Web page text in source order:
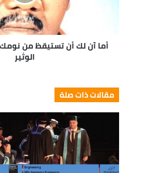
أما آن لك أن تستيقظ من
الوثير
مقالات ذات صلة